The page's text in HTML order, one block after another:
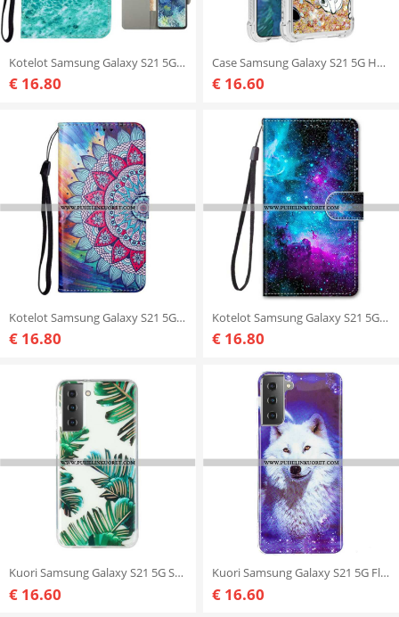
Kotelot Samsung Galaxy S21 5G Suojaketju Kuori Elä Se Lanyardissa
€ 16.80
Case Samsung Galaxy S21 5G Herra Koiran Paljetteja
€ 16.60
Kotelot Samsung Galaxy S21 5G Kuningas Mandala
€ 16.80
Kotelot Samsung Galaxy S21 5G Kosminen Taivas
€ 16.80
Kuori Samsung Galaxy S21 5G Saumattomat Vihreät Lehdet
€ 16.60
Kuori Samsung Galaxy S21 5G Fluoresoiva Wolf-sarja
€ 16.60